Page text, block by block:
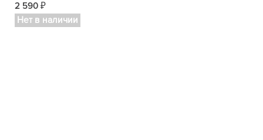
2 590 ₽
Нет в наличии